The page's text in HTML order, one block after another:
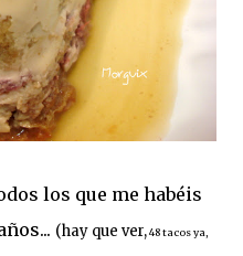
los que me habéis
(hay que ver,48 tacos ya,